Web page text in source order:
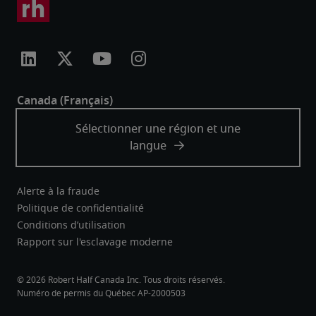
Alerte à la fraude
Politique de confidentialité
Conditions d’utilisation
Rapport sur l'esclavage moderne
Robert Half Canada Inc. Tous droits réservés.